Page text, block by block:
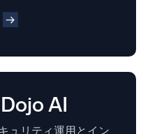
AI
ュリティ運用とイン